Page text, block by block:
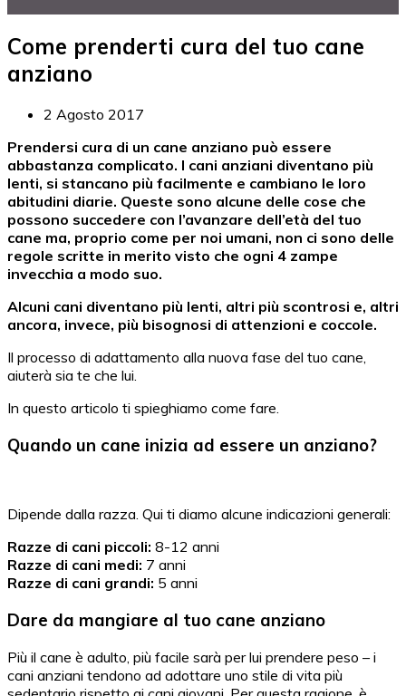
Come prenderti cura del tuo cane
anziano
2 Agosto 2017
Prendersi cura di un cane anziano può essere
abbastanza complicato. I cani anziani diventano più
lenti, si stancano più facilmente e cambiano le loro
abitudini diarie. Queste sono alcune delle cose che
possono succedere con l’avanzare dell’età del tuo
cane ma, proprio come per noi umani, non ci sono delle
regole scritte in merito visto che ogni 4 zampe
invecchia a modo suo.
Alcuni cani diventano più lenti, altri più scontrosi e, altri
ancora, invece, più bisognosi di attenzioni e coccole.
Il processo di adattamento alla nuova fase del tuo cane,
aiuterà sia te che lui.
In questo articolo ti spieghiamo come fare.
Quando un cane inizia ad essere un anziano?
Dipende dalla razza. Qui ti diamo alcune indicazioni generali:
Razze di cani piccoli: 8-12 anni
Razze di cani medi: 7 anni
Razze di cani grandi: 5 anni
Dare da mangiare al tuo cane anziano
Più il cane è adulto, più facile sarà per lui prendere peso – i
cani anziani tendono ad adottare uno stile di vita più